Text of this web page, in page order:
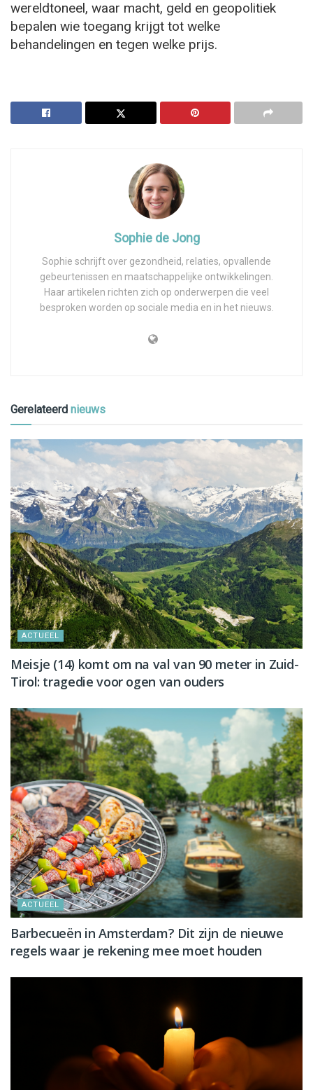
wereldtoneel, waar macht, geld en geopolitiek
bepalen wie toegang krijgt tot welke
behandelingen en tegen welke prijs.
Sophie de Jong
Sophie schrijft over gezondheid, relaties, opvallende
gebeurtenissen en maatschappelijke ontwikkelingen.
Haar artikelen richten zich op onderwerpen die veel
besproken worden op sociale media en in het nieuws.
Gerelateerd nieuws
ACTUEEL
Meisje (14) komt om na val van 90 meter in Zuid-
Tirol: tragedie voor ogen van ouders
ACTUEEL
Barbecueën in Amsterdam? Dit zijn de nieuwe
regels waar je rekening mee moet houden